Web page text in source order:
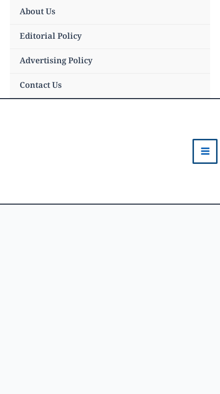
content
About Us
Editorial Policy
Advertising Policy
Contact Us